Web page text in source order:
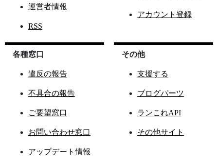
運営者情報
RSS
アカウント登録
各種窓口
違反の報告
不具合の報告
ご要望窓口
お問い合わせ窓口
アップデート情報
その他
支援する
ブログパーツ
ランこれAPI
その他サイト